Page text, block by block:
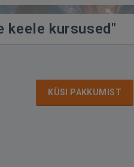
kursused"
KÜSI PAKKUMIST